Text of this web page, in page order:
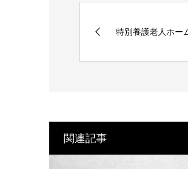
特別養護老人ホー
関連記事